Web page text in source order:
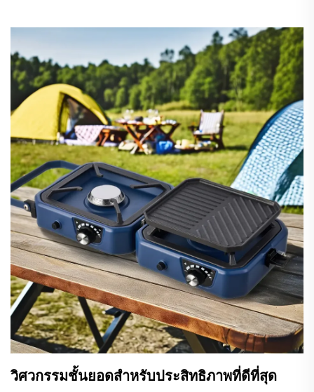
วิศวกรรมชั้นยอดสำหรับประสิทธิภาพที่ดีที่สุด